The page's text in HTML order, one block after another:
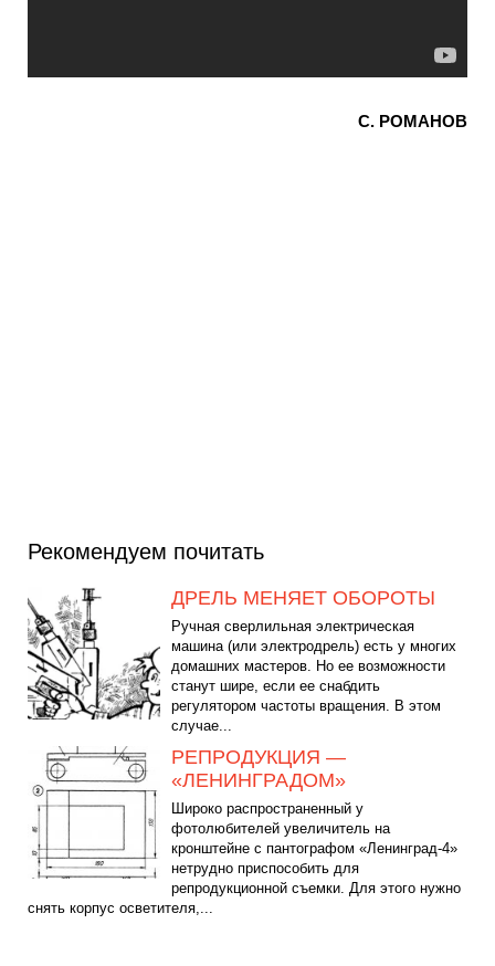
С. РОМАНОВ
Рекомендуем почитать
ДРЕЛЬ МЕНЯЕТ ОБОРОТЫ
Ручная сверлильная электрическая
машина (или электродрель) есть у многих
домашних мастеров. Но ее возможности
станут шире, если ее снабдить
регулятором частоты вращения. В этом
случае...
РЕПРОДУКЦИЯ —
«ЛЕНИНГРАДОМ»
Широко распространенный у
фотолюбителей увеличитель на
кронштейне с пантографом «Ленинград-4»
нетрудно приспособить для
репродукционной съемки. Для этого нужно
снять корпус осветителя,...